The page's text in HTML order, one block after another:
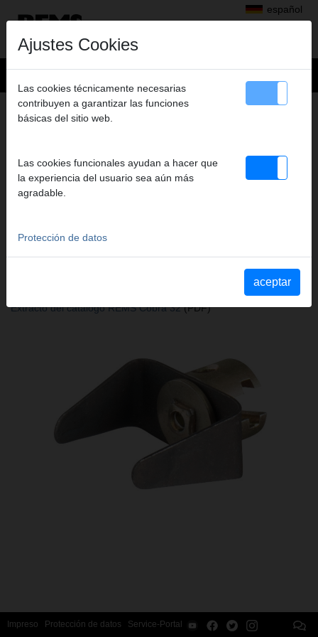
español
Productos>
Inspección de tubos y canalizaciones, Limpieza de tubos y
CABEZAL DE CORTE HORQUILLA 16
Art. nº. 171305
Extracto del catálogo Accesorios para REMS Cobra 22/32(PDF)
Extracto del catálogo REMS Cobra 32(PDF)
Impreso Protección de datos Service-Portal
Ajustes Cookies
Las cookies técnicamente necesarias
contribuyen a garantizar las funciones
básicas del sitio web.
Las cookies funcionales ayudan a hacer que
la experiencia del usuario sea aún más
agradable.
Protección de datos
aceptar